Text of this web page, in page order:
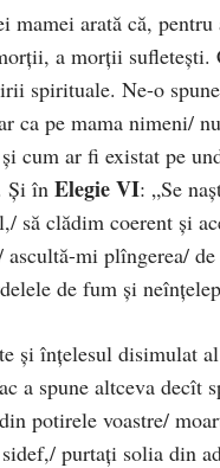
mamei arată că,
a morţii sufleteşti.
spirituale. Ne-o
ca pe mama nimeni/
cum ar fi existat pe
Şi în Elegie VI: „Se
să clădim coerent şi
mi plîngerea/
de fum şi
şi înţelesul disimulat
a spune altceva decît
potirele voastre/
purtaţi solia din